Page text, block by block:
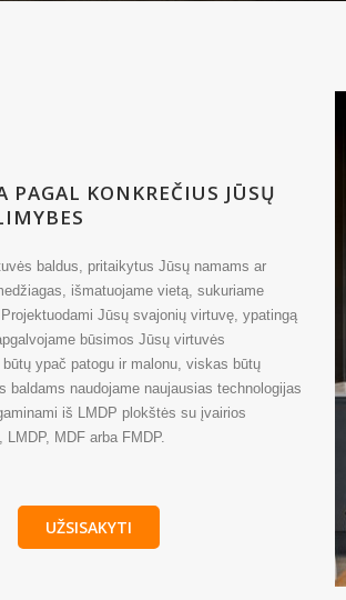
KONKREČIUS JŪSŲ
baldus, pritaikytus Jūsų namams ar
išmatuojame vietą, sukuriame
Jūsų svajonių virtuvę, ypatingą
būsimos Jūsų virtuvės
ypač patogu ir malonu, viskas būtų
baldams naudojame naujausias technologijas
iš LMDP plokštės su įvairios
MDF arba FMDP.
UŽSISAKYTI